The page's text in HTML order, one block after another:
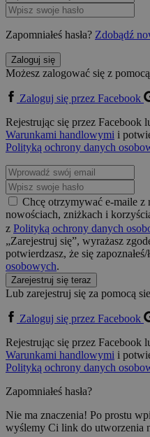
Zapomniałeś hasła? Zdobądź
Zaloguj się
Możesz zalogować się z
Zaloguj się przez Facebook
Rejestrując się przez Facebook
Warunkami handlowymi i
Polityką ochrony danych
Chcę otrzymywać e-maile
nowościach, zniżkach i
z Polityką ochrony danych
„Zarejestruj się”, wyrażasz
potwierdzasz, że się zapoznałeś/
osobowych.
Zarejestruj się teraz
Lub zarejestruj się za pomocą
Zaloguj się przez Facebook
Rejestrując się przez Facebook
Warunkami handlowymi i
Polityką ochrony danych
Zapomniałeś hasła?
Nie ma znaczenia! Po prostu
wyślemy Ci link do utworzenia